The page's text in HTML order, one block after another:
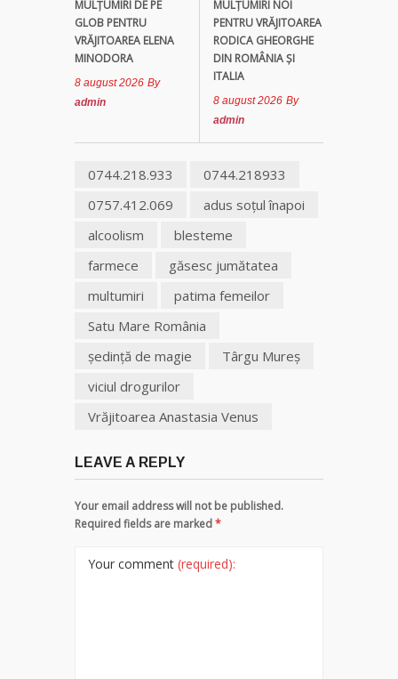
MULȚUMIRI DE PE
GLOB PENTRU
VRĂJITOAREA ELENA
MINODORA
8 august 2026 By
admin
MULŢUMIRI NOI
PENTRU VRĂJITOAREA
RODICA GHEORGHE
DIN ROMÂNIA ȘI
ITALIA
8 august 2026 By
admin
0744.218.933
0744.218933
0757.412.069
adus soţul înapoi
alcoolism
blesteme
farmece
găsesc jumătatea
multumiri
patima femeilor
Satu Mare România
şedinţă de magie
Târgu Mureş
viciul drogurilor
Vrăjitoarea Anastasia Venus
LEAVE A REPLY
Your email address will not be published.
Required fields are marked*
Your comment (required):